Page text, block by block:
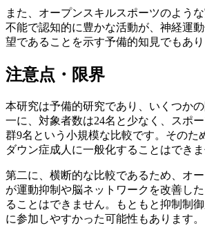
また、オープンスキルスポーツのよう
不能で認知的に豊かな活動が、神経運
望であることを示す予備的知見でもあり
注意点・限界
本研究は予備的研究であり、いくつか
一に、対象者数は24名と少なく、スポ
群9名という小規模な比較です。そのた
ダウン症成人に一般化することはできま
第二に、横断的な比較であるため、オ
が運動抑制や脳ネットワークを改善し
ることはできません。もともと抑制制
に参加しやすかった可能性もあります。